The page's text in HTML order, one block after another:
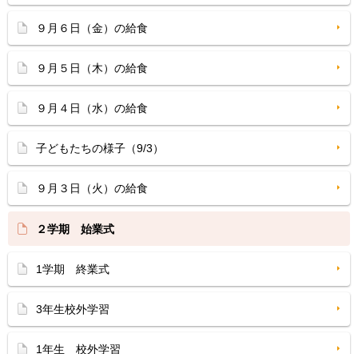
９月６日（金）の給食
９月５日（木）の給食
９月４日（水）の給食
子どもたちの様子（9/3）
９月３日（火）の給食
２学期 始業式
1学期 終業式
3年生校外学習
1年生 校外学習